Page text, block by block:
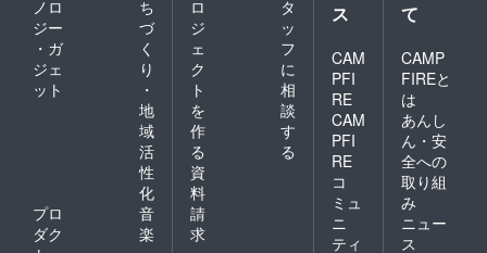
ノロ
ジー
・ガ
ジェ
ット
ち
づ
く
り
・
地
域
活
性
化
プロ
ダク
音
楽
ロ
ジ
ェ
ク
ト
を
作
る
タ
ッ
フ
に
相
談
す
る
資
料
請
求
ス
CAM
PFI
RE
CAM
PFI
RE
コ
ミュ
ニ
ティ
て
CAMP
FIREと
は
あんし
ん・安
全への
取り組
み
ニュー
ス